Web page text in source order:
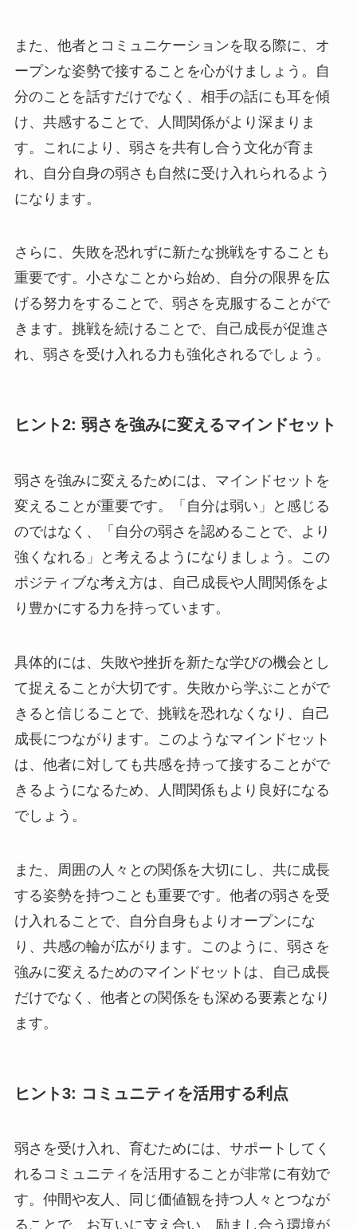
また、他者とコミュニケーションを取る際に、オ
ープンな姿勢で接することを心がけましょう。自
分のことを話すだけでなく、相手の話にも耳を傾
け、共感することで、人間関係がより深まりま
す。これにより、弱さを共有し合う文化が育ま
れ、自分自身の弱さも自然に受け入れられるよう
になります。
さらに、失敗を恐れずに新たな挑戦をすることも
重要です。小さなことから始め、自分の限界を広
げる努力をすることで、弱さを克服することがで
きます。挑戦を続けることで、自己成長が促進さ
れ、弱さを受け入れる力も強化されるでしょう。
ヒント2: 弱さを強みに変えるマインドセット
弱さを強みに変えるためには、マインドセットを
変えることが重要です。「自分は弱い」と感じる
のではなく、「自分の弱さを認めることで、より
強くなれる」と考えるようになりましょう。この
ポジティブな考え方は、自己成長や人間関係をよ
り豊かにする力を持っています。
具体的には、失敗や挫折を新たな学びの機会とし
て捉えることが大切です。失敗から学ぶことがで
きると信じることで、挑戦を恐れなくなり、自己
成長につながります。このようなマインドセット
は、他者に対しても共感を持って接することがで
きるようになるため、人間関係もより良好になる
でしょう。
また、周囲の人々との関係を大切にし、共に成長
する姿勢を持つことも重要です。他者の弱さを受
け入れることで、自分自身もよりオープンにな
り、共感の輪が広がります。このように、弱さを
強みに変えるためのマインドセットは、自己成長
だけでなく、他者との関係をも深める要素となり
ます。
ヒント3: コミュニティを活用する利点
弱さを受け入れ、育むためには、サポートしてく
れるコミュニティを活用することが非常に有効で
す。仲間や友人、同じ価値観を持つ人々とつなが
ることで、お互いに支え合い、励まし合う環境が